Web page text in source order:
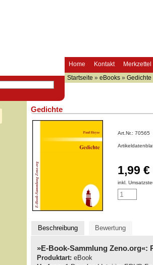
Home Kontakt Merkzettel
Startseite » eBooks » Gedichte
Gedichte
Art.Nr.: 70565
1,99 €
inkl.
Beschreibung Bewertung
»E-Book-Sammlung Zeno.org«:
Produktart: eBook